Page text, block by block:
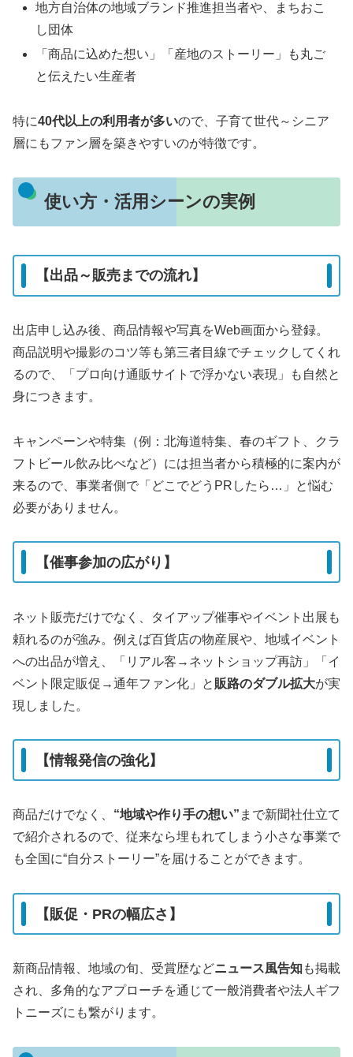
地方自治体の地域ブランド推進担当者や、まちおこ
し団体
「商品に込めた想い」「産地のストーリー」も丸ご
と伝えたい生産者
特に40代以上の利用者が多いので、子育て世代～シニア
層にもファン層を築きやすいのが特徴です。
使い方・活用シーンの実例
【出品～販売までの流れ】
出店申し込み後、商品情報や写真をWeb画面から登録。
商品説明や撮影のコツ等も第三者目線でチェックしてくれ
るので、「プロ向け通販サイトで浮かない表現」も自然と
身につきます。
キャンペーンや特集（例：北海道特集、春のギフト、クラ
フトビール飲み比べなど）には担当者から積極的に案内が
来るので、事業者側で「どこでどうPRしたら…」と悩む
必要がありません。
【催事参加の広がり】
ネット販売だけでなく、タイアップ催事やイベント出展も
頼れるのが強み。例えば百貨店の物産展や、地域イベント
への出品が増え、「リアル客→ネットショップ再訪」「イ
ベント限定販促→通年ファン化」と 販路のダブル拡大が実
現しました。
【情報発信の強化】
商品だけでなく、 “地域や作り手の想い” まで新聞社仕立て
で紹介されるので、従来なら埋もれてしまう小さな事業で
も全国に“自分ストーリー”を届けることができます。
【販促・PRの幅広さ】
新商品情報、地域の旬、受賞歴などニュース風告知も掲載
され、多角的なアプローチを通じて一般消費者や法人ギフ
トニーズにも繋がります。